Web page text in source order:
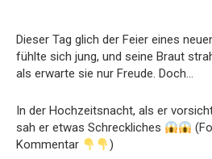
Dieser Tag glich der Feier eines
fühlte sich jung, und seine Braut
als erwarte sie nur Freude. Doch…
In der Hochzeitsnacht, als er
sah er etwas Schreckliches
Kommentar
)